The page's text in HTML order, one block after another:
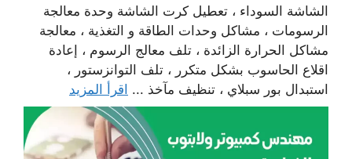
الشاشة السوداء ، تعطيل كرت الشاشة وحدة معالجة
الرسومات ، مشاكل وحدات الطاقة و التغذية ، معالجة
مشاكل الحرارة الزائدة ، تلف معالج الرسوم ، إعادة
اقلاع الحاسوب بشكل متكرر ، تلف التوانزستور ،
استبدال بور سبلاي ، تنظيف مآخذ ... اقرأ المزيد